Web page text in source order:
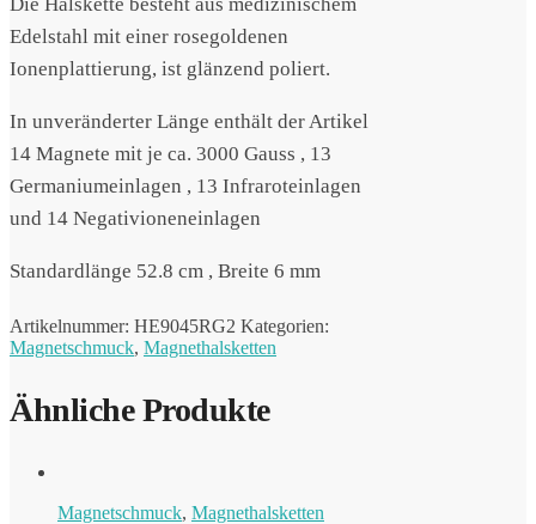
Edelstahl mit einer rosegoldenen
Ionenplattierung, ist glänzend poliert.
In unveränderter Länge enthält der Artikel
14 Magnete mit je ca. 3000 Gauss , 13
Germaniumeinlagen , 13 Infraroteinlagen
und 14 Negativioneneinlagen
Standardlänge 52.8 cm , Breite 6 mm
Artikelnummer: HE9045RG2 Kategorien:
Magnetschmuck, Magnethalsketten
Ähnliche Produkte
Magnetschmuck, Magnethalsketten